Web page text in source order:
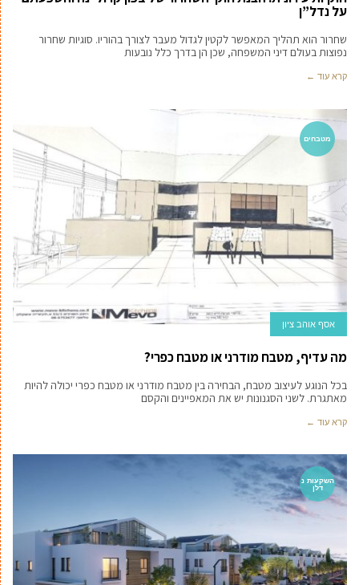
על נדל”ן
שחרור הוא תהליך המאפשר לקטין לגדול מעבר לצורך בהוריו. סוגיות שחרור
נפוצות בעולם דיני המשפחה, שכן הן בדרך כלל נובעות
קרא עוד ←
מטבחים
אסף אוהב ציון
מה עדיף, מטבח מודרני או מטבח כפרי?
בכל הנוגע לעיצוב מטבח, הבחירה בין מטבח מודרני או מטבח כפרי יכולה להיות
מאתגרת. לשני הסגנונות יש את המאפיינים והקסם
קרא עוד ←
השקעות נ
דלן